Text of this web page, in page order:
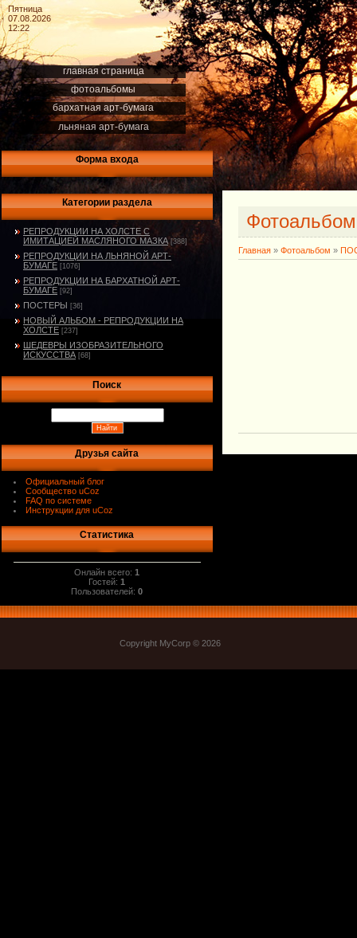
Пятница
07.08.2026
12:22
главная страница
фотоальбомы
бархатная арт-бумага
льняная арт-бумага
Форма входа
Категории раздела
РЕПРОДУКЦИИ НА ХОЛСТЕ С
ИМИТАЦИЕЙ МАСЛЯНОГО МАЗКА [388]
РЕПРОДУКЦИИ НА ЛЬНЯНОЙ АРТ-
БУМАГЕ [1076]
РЕПРОДУКЦИИ НА БАРХАТНОЙ АРТ-
БУМАГЕ [92]
ПОСТЕРЫ [36]
НОВЫЙ АЛЬБОМ - РЕПРОДУКЦИИ НА
ХОЛСТЕ [237]
ШЕДЕВРЫ ИЗОБРАЗИТЕЛЬНОГО
ИСКУССТВА [68]
Поиск
Друзья сайта
Официальный блог
Сообщество uCoz
FAQ по системе
Инструкции для uCoz
Статистика
Онлайн всего:1
Гостей:1
Пользователей:0
Главная » Фотоальбом »
Copyright MyCorp © 2026